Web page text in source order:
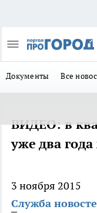
Документы Все
ВИДЕО: в
уже два
3 ноября 2015
Служба